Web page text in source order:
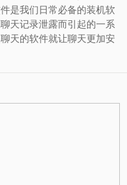
是我们日常必备的装机软
天记录泄露而引起的一系
天的软件就让聊天更加安